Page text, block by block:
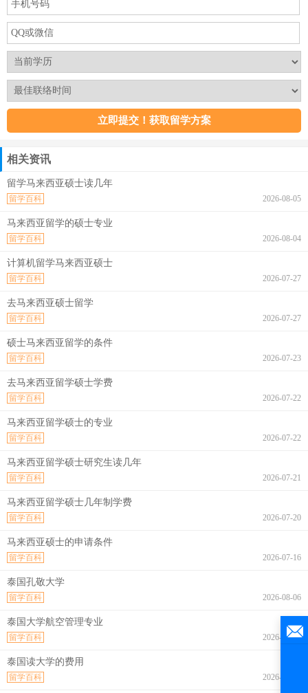
相关资讯
留学马来西亚硕士读几年
2026-08-05
留学百科
马来西亚留学的硕士专业
2026-08-04
留学百科
计算机留学马来西亚硕士
2026-07-27
留学百科
去马来西亚硕士留学
2026-07-27
留学百科
硕士马来西亚留学的条件
2026-07-23
留学百科
去马来西亚留学硕士学费
2026-07-22
留学百科
马来西亚留学硕士的专业
2026-07-22
留学百科
马来西亚留学硕士研究生读几年
2026-07-21
留学百科
马来西亚留学硕士几年制学费
2026-07-20
留学百科
马来西亚硕士的申请条件
2026-07-16
留学百科
泰国孔敬大学
2026-08-06
留学百科
泰国大学航空管理专业
2026-08-06
留学百科
泰国读大学的费用
2026-08-06
留学百科